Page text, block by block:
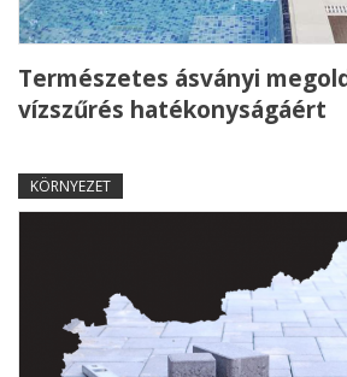
Természetes ásványi
vízszűrés hatékonyságáért
KÖRNYEZET